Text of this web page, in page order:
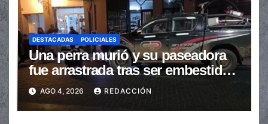
DESTACADAS POLICIALES
Una perra murió y su paseadora
fue arrastrada tras ser embestidas
en la senda peatonal
AGO 4, 2026 REDACCIÓN